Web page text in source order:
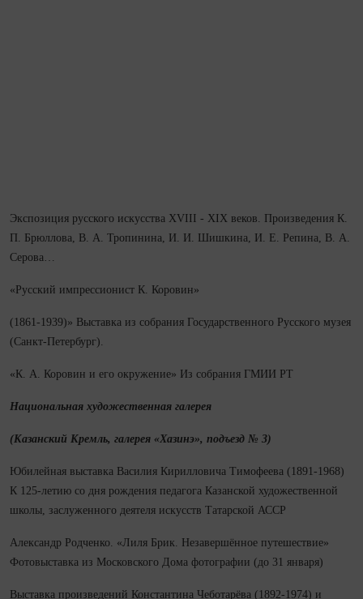
Экспозиция русского искусства XVIII - XIX веков. Произведения К.
П. Брюллова, В. А. Тропинина, И. И. Шишкина, И. Е. Репина, В. А.
Серова…
«Русский импрессионист К. Коровин»
(1861-1939)» Выставка из собрания Государственного Русского музея
(Санкт‑Петербург).
«К. А. Коровин и его окружение» Из собрания ГМИИ РТ
Национальная художественная галерея
(Казанский Кремль, галерея «Хазинэ», подъезд № 3)
Юбилейная выставка Василия Кирилловича Тимофеева (1891-1968)
К 125‑летию со дня рождения педагога Казанской художественной
школы, заслуженного деятеля искусств Татарской АССР
Александр Родченко. «Лиля Брик. Незавершённое путешествие»
Фотовыставка из Московского Дома фотографии (до 31 января)
Выставка произведений Константина Чеботарёва (1892-1974) и